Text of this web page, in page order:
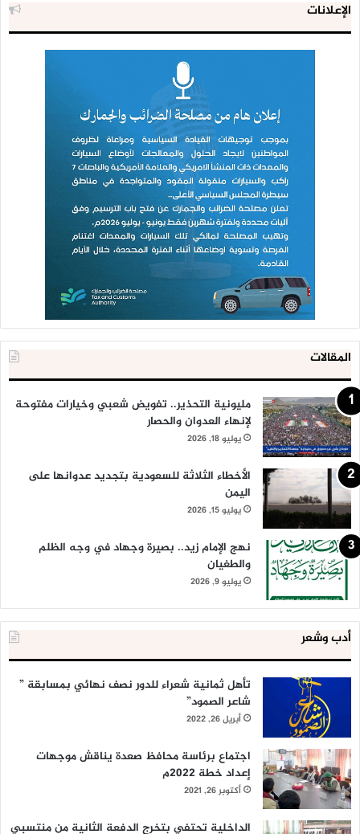
المحافظات والمديريات حسب الترتيبات المعتمدة.
الإعلانات
المقالات
مليونية التحذير.. تفويض شعبي وخيارات مفتوحة
لإنهاء العدوان والحصار
يوليو 18, 2026
الأخطاء الثلاثة للسعودية بتجديد عدوانها على
اليمن
يوليو 15, 2026
نهج الإمام زيد.. بصيرة وجهاد في وجه الظلم
والطغيان
يوليو 9, 2026
أدب وشعر
تأهل ثمانية شعراء للدور نصف نهائي بمسابقة ”
شاعر الصمود”
أبريل 26, 2022
اجتماع برئاسة محافظ صعدة يناقش موجهات
إعداد خطة 2022م
أكتوبر 26, 2021
الداخلية تحتفي بتخرج الدفعة الثانية من منتسبي